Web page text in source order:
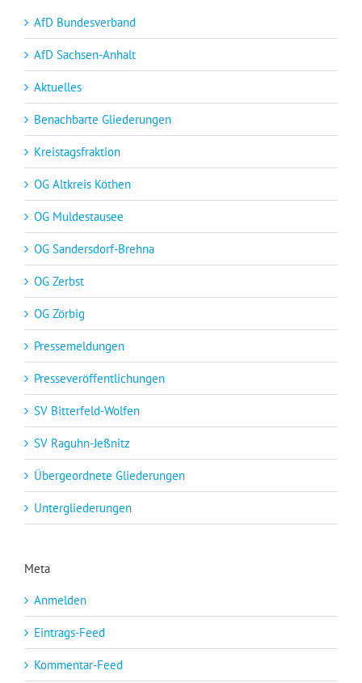
AfD Bundesverband
AfD Sachsen-Anhalt
Aktuelles
Benachbarte Gliederungen
Kreistagsfraktion
OG Altkreis Köthen
OG Muldestausee
OG Sandersdorf-Brehna
OG Zerbst
OG Zörbig
Pressemeldungen
Presseveröffentlichungen
SV Bitterfeld-Wolfen
SV Raguhn-Jeßnitz
Übergeordnete Gliederungen
Untergliederungen
Meta
Anmelden
Eintrags-Feed
Kommentar-Feed